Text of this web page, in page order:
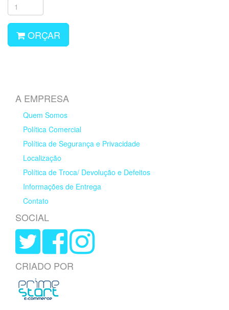
ORÇAR
A EMPRESA
Quem Somos
Política Comercial
Política de Segurança e Privacidade
Localização
Política de Troca/ Devolução e Defeitos
Informações de Entrega
Contato
SOCIAL
CRIADO POR